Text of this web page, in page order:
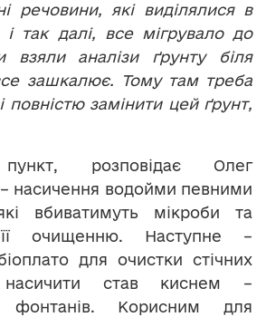
речовини, які виділялися в
і так далі, все мігрувало до
взяли аналізи ґрунту біля
зашкалює. Тому там треба
повністю замінити цей ґрунт,
розповідає Олег
насичення водойми певними
вбиватимуть мікроби та
її очищенню. Наступне –
для очистки стічних
став киснем –
фонтанів. Корисним для